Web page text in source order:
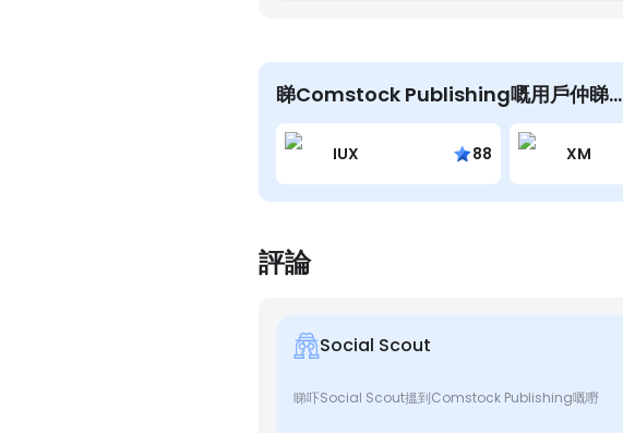
睇Comstock Publishing嘅用戶仲睇…
IUX 88 XM
評論
Social Scout
睇吓Social Scout搵到Comstock Publishing嘅嘢